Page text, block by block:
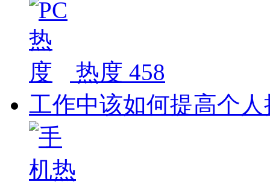
热度 458
工作中该如何提高个